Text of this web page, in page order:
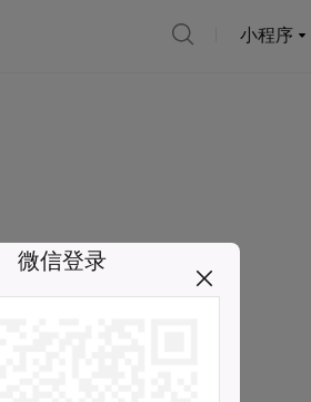
小程序
微信登录